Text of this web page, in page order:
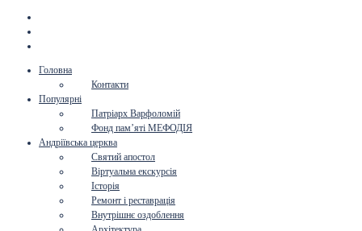
Головна
Контакти
Популярні
Патріарх Варфоломій
Фонд пам’яті МЕФОДІЯ
Андріївська церква
Святий апостол
Віртуальна екскурсія
Історія
Ремонт і реставрація
Внутрішнє оздоблення